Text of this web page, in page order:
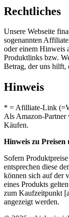
Rechtliches
Unsere Webseite
sogenannten
oder einem Hinweis
Produktlinks bzw.
Betrag, der uns hilft,
Hinweis
* = Afilliate-Link
Als Amazon-Partner
Käufen.
Hinweis zu
Sofern
entsprechen diese
können sich auf der
eines Produkts
zum Kaufzeitpunkt
angezeigt werden.